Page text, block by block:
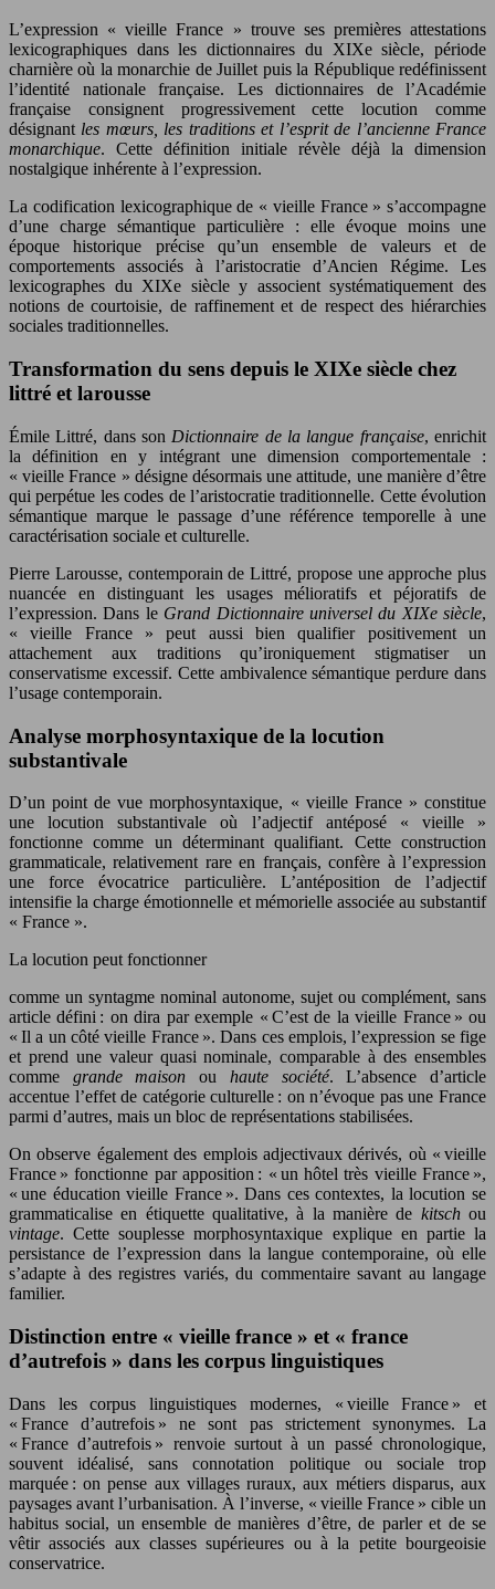
L’expression « vieille France » trouve ses premières attestations
lexicographiques dans les dictionnaires du XIXe siècle, période
charnière où la monarchie de Juillet puis la République redéfinissent
l’identité nationale française. Les dictionnaires de l’Académie
française consignent progressivement cette locution comme
désignant les mœurs, les traditions et l’esprit de l’ancienne France
monarchique. Cette définition initiale révèle déjà la dimension
nostalgique inhérente à l’expression.
La codification lexicographique de « vieille France » s’accompagne
d’une charge sémantique particulière : elle évoque moins une
époque historique précise qu’un ensemble de valeurs et de
comportements associés à l’aristocratie d’Ancien Régime. Les
lexicographes du XIXe siècle y associent systématiquement des
notions de courtoisie, de raffinement et de respect des hiérarchies
sociales traditionnelles.
Transformation du sens depuis le XIXe siècle chez
littré et larousse
Émile Littré, dans son Dictionnaire de la langue française, enrichit
la définition en y intégrant une dimension comportementale :
« vieille France » désigne désormais une attitude, une manière d’être
qui perpétue les codes de l’aristocratie traditionnelle. Cette évolution
sémantique marque le passage d’une référence temporelle à une
caractérisation sociale et culturelle.
Pierre Larousse, contemporain de Littré, propose une approche plus
nuancée en distinguant les usages mélioratifs et péjoratifs de
l’expression. Dans le Grand Dictionnaire universel du XIXe siècle,
« vieille France » peut aussi bien qualifier positivement un
attachement aux traditions qu’ironiquement stigmatiser un
conservatisme excessif. Cette ambivalence sémantique perdure dans
l’usage contemporain.
Analyse morphosyntaxique de la locution
substantivale
D’un point de vue morphosyntaxique, « vieille France » constitue
une locution substantivale où l’adjectif antéposé « vieille »
fonctionne comme un déterminant qualifiant. Cette construction
grammaticale, relativement rare en français, confère à l’expression
une force évocatrice particulière. L’antéposition de l’adjectif
intensifie la charge émotionnelle et mémorielle associée au substantif
« France ».
La locution peut fonctionner
comme un syntagme nominal autonome, sujet ou complément, sans
article défini : on dira par exemple « C’est de la vieille France » ou
« Il a un côté vieille France ». Dans ces emplois, l’expression se fige
et prend une valeur quasi nominale, comparable à des ensembles
comme grande maison ou haute société. L’absence d’article
accentue l’effet de catégorie culturelle : on n’évoque pas une France
parmi d’autres, mais un bloc de représentations stabilisées.
On observe également des emplois adjectivaux dérivés, où « vieille
France » fonctionne par apposition : « un hôtel très vieille France »,
« une éducation vieille France ». Dans ces contextes, la locution se
grammaticalise en étiquette qualitative, à la manière de kitschou
vintage. Cette souplesse morphosyntaxique explique en partie la
persistance de l’expression dans la langue contemporaine, où elle
s’adapte à des registres variés, du commentaire savant au langage
familier.
Distinction entre « vieille france » et « france
d’autrefois » dans les corpus linguistiques
Dans les corpus linguistiques modernes, « vieille France » et
« France d’autrefois » ne sont pas strictement synonymes. La
« France d’autrefois » renvoie surtout à un passé chronologique,
souvent idéalisé, sans connotation politique ou sociale trop
marquée : on pense aux villages ruraux, aux métiers disparus, aux
paysages avant l’urbanisation. À l’inverse, « vieille France » cible un
habitus social, un ensemble de manières d’être, de parler et de se
vêtir associés aux classes supérieures ou à la petite bourgeoisie
conservatrice.